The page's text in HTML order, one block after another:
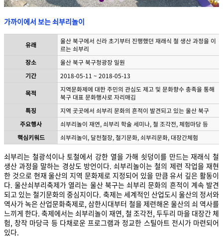
가까이에서 보는 쇠부리놀이
유래
울산 북구에서 신라 초기부터 진행했던 재래식 철 생산 과정을 이
르는 쇠부리
장소
울산 북구 북구청광장 일원
기간
2018-05-11 ~ 2018-05-13
목적
지역문화제에 대한 주민의 관심도 제고 및 문화향수 충족을 통해
북구 대표 문화행사로 자리매김
특징
지역 곳곳에서 쇠부리 문화의 흔적이 발견되고 있는 울산 북구
주요행사
쇠부리놀이 재연, 쇠부리 학술 세미나, 철 조각전, 체험마당 등
핵심키워드
쇠부리놀이, 달천철장, 철기문화, 쇠부리문화, 대장간체험
쇠부리는 철광석이나 토철에서 강한 열을 가해 쇳덩이를 만드는 재래식 철
생산 과정을 말하는 경상도 방언이다. 쇠부리놀이는 철의 제련 작업을 재현
한 것으로 현재 울산의 지역 문화제로 지정되어 있을 만큼 유서 깊은 활동이
다. 울산쇠부리축제가 열리는 울산 북구는 쇠부리 문화의 흔적이 계속 발견
되고 있는 철기문화의 중심지이다. 축제는 세계적인 산업도시 울산의 정서와
역사가 녹은 산업문화축제로, 삼한시대부터 철을 제련해온 울산의 쇠 역사를
느끼게 한다. 축제에서는 쇠부리놀이 재연, 철 조각전, 두두리 마을 대장간 체
험, 창작 마당극 등 다채로운 프로그램과 정교한 스틸아트 전시가 마련되어
있다.